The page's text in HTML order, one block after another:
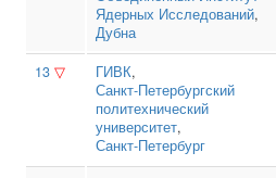
Ядерных Исследований,
Дубна
13 ▽ ГИВК,
Санкт‑Петербургский
политехнический
университет,
Санкт-Петербург